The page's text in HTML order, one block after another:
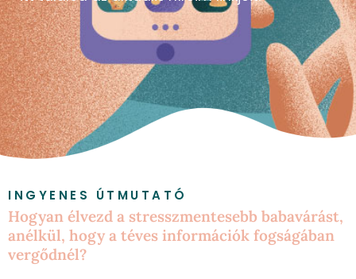
INGYENES ÚTMUTATÓ
Hogyan élvezd a stresszmentesebb babavárást,
anélkül, hogy a téves információk fogságában
vergődnél?